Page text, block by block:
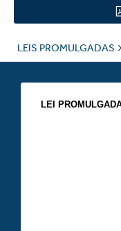
LEIS PROMULGADAS
LEI